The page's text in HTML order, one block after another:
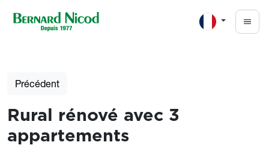
Précédent
Rural rénové avec 3
appartements